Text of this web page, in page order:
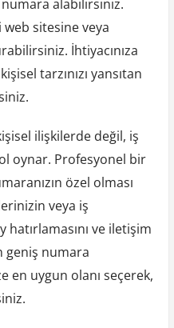
numara alabilirsiniz.
sitesine veya
İhtiyacınıza
tarzınızı yansıtan
ilişkilerde değil, iş
oynar. Profesyonel bir
özel olması
veya iş
hatırlamasını ve iletişim
geniş numara
en uygun olanı seçerek,